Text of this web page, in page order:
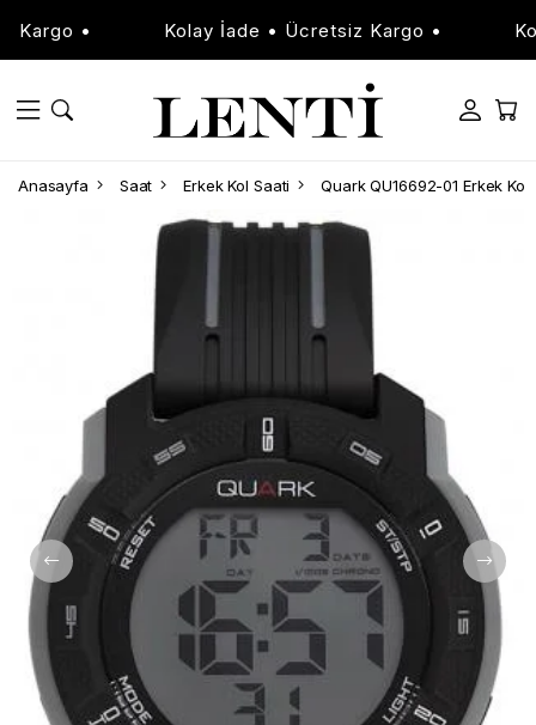
• Kolay İade • Ücretsiz Kargo •
Anasayfa Saat Erkek Kol Saati Quark QU16692-01 Erkek Kol